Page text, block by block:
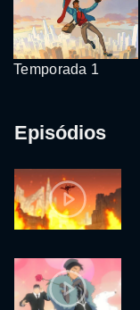
Temporada 1
Episódios